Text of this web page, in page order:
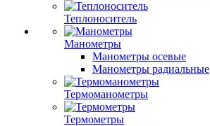
Теплоноситель
Манометры
Манометры осевые
Манометры радиальные
Термоманометры
Термометры